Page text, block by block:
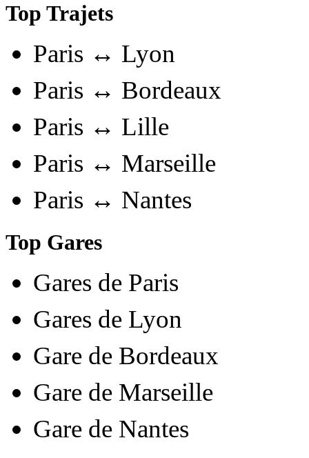
Top Trajets
Paris ↔ Lyon
Paris ↔ Bordeaux
Paris ↔ Lille
Paris ↔ Marseille
Paris ↔ Nantes
Top Gares
Gares de Paris
Gares de Lyon
Gare de Bordeaux
Gare de Marseille
Gare de Nantes